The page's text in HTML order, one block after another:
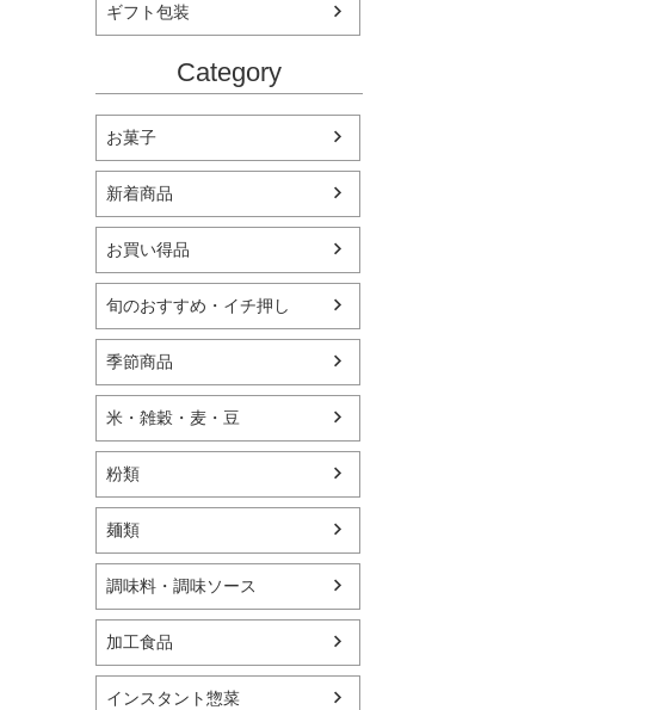
ギフト包装
Category
お菓子
新着商品
お買い得品
旬のおすすめ・イチ押し
季節商品
米・雑穀・麦・豆
粉類
麺類
調味料・調味ソース
加工食品
インスタント惣菜